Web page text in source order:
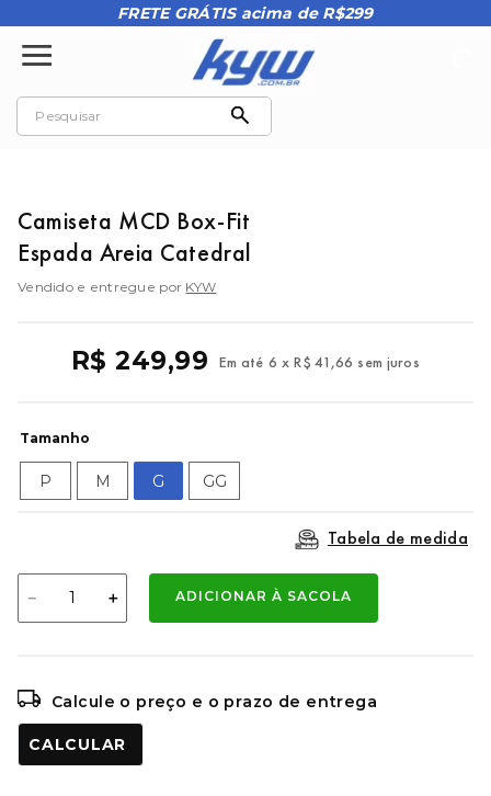
FRETE GRÁTIS acima de R$299
Camiseta MCD Box-Fit
Espada Areia Catedral
Vendido e entregue por KYW
R$ 249,99 Em até 6 x R$ 41 ,66 sem juros
Tamanho
P M G GG
Tabela de medida
＋
－ ADICIONAR À SACOLA
Calcule o preço e o prazo de entrega